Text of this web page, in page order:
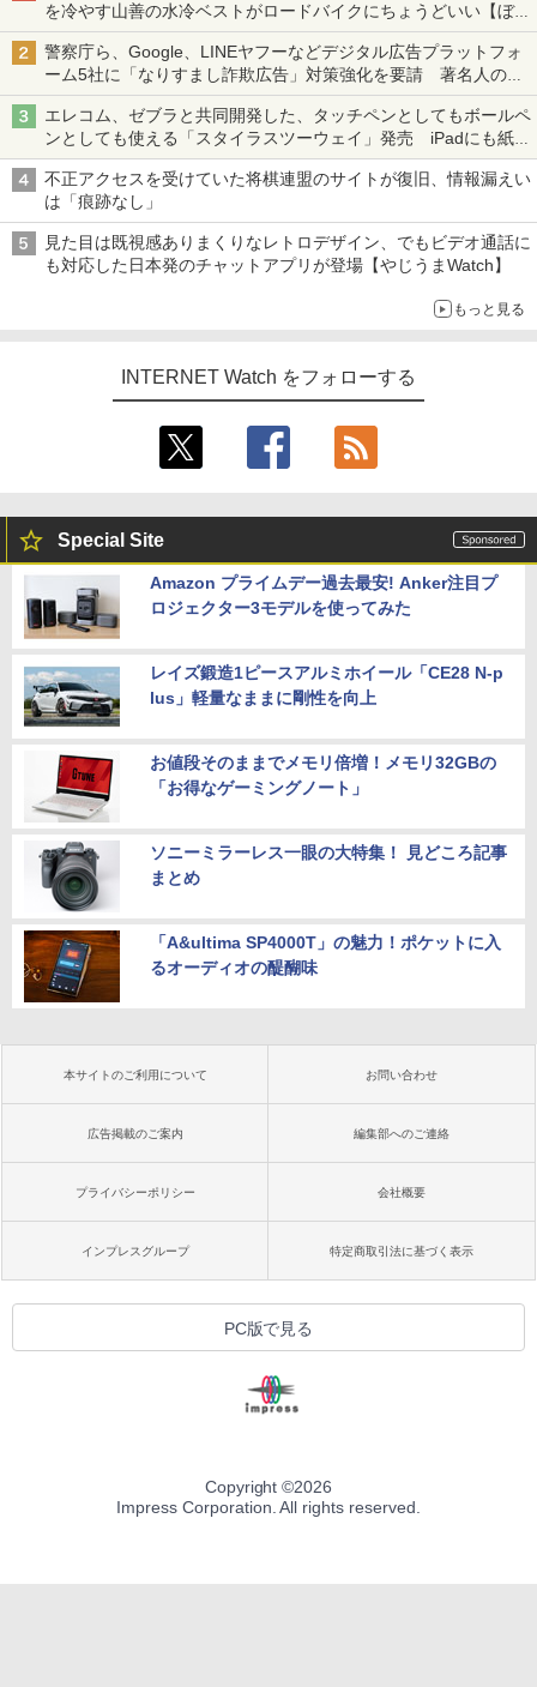
を冷やす山善の水冷ベストがロードバイクにちょうどいい【ぼっ
ち・ざ・ろーど！その14】【空いた時間でなにしてる？】
警察庁ら、Google、LINEヤフーなどデジタル広告プラットフォ
ーム5社に「なりすまし詐欺広告」対策強化を要請 著名人の写
真や映像を使った投資詐欺などへの対策として
エレコム、ゼブラと共同開発した、タッチペンとしてもボールペ
ンとしても使える「スタイラスツーウェイ」発売 iPadにも紙に
も、持ち替えずに書き込める
不正アクセスを受けていた将棋連盟のサイトが復旧、情報漏えい
は「痕跡なし」
見た目は既視感ありまくりなレトロデザイン、でもビデオ通話に
も対応した日本発のチャットアプリが登場【やじうまWatch】
もっと見る
INTERNET Watch をフォローする
Special Site
Amazon プライムデー過去最安! Anker注目プ
ロジェクター3モデルを使ってみた
レイズ鍛造1ピースアルミホイール「CE28 N-p
lus」軽量なままに剛性を向上
お値段そのままでメモリ倍増！メモリ32GBの
「お得なゲーミングノート」
ソニーミラーレス一眼の大特集！ 見どころ記事
まとめ
「A&ultima SP4000T」の魅力！ポケットに入
るオーディオの醍醐味
本サイトのご利用について お問い合わせ
広告掲載のご案内 編集部へのご連絡
プライバシーポリシー 会社概要
インプレスグループ 特定商取引法に基づく表示
PC版で見る
Copyright ©2026
Impress Corporation. All rights reserved.